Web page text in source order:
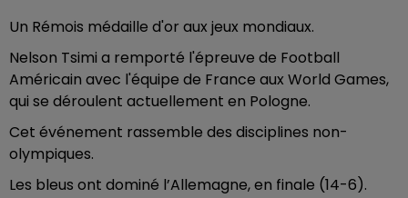
Un Rémois médaille d'or aux jeux mondiaux.
Nelson Tsimi a remporté l'épreuve de Football
Américain avec l'équipe de France aux World Games,
qui se déroulent actuellement en Pologne.
Cet événement rassemble des disciplines non-
olympiques.
Les bleus ont dominé l’Allemagne, en finale (14-6).